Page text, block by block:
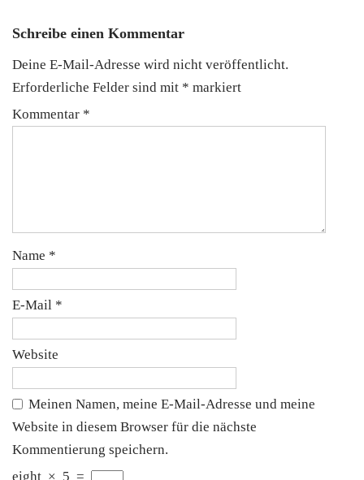
Schreibe einen Kommentar
Deine E-Mail-Adresse wird nicht veröffentlicht.
Erforderliche Felder sind mit * markiert
Kommentar *
Name *
E-Mail *
Website
Meinen Namen, meine E-Mail-Adresse und meine
Website in diesem Browser für die nächste
Kommentierung speichern.
eight × 5 =